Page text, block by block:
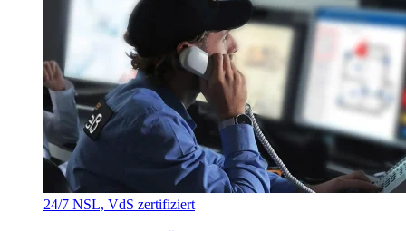
24/7 NSL, VdS zertifiziert